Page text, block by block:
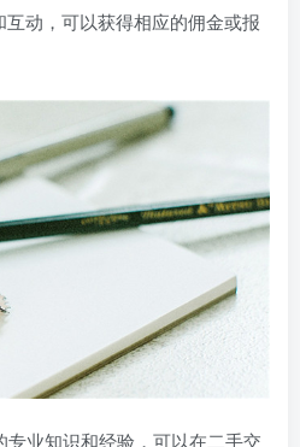
动，可以获得相应的佣金或报
业知识和经验，可以在二手交